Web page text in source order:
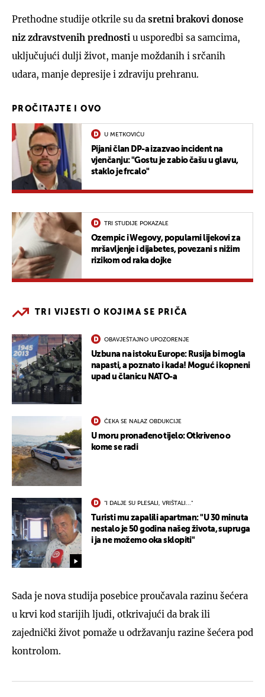
Prethodne studije otkrile su da sretni brakovi donose
niz zdravstvenih prednosti u usporedbi sa samcima,
uključujući dulji život, manje moždanih i srčanih
udara, manje depresije i zdraviju prehranu.
PROČITAJTE I OVO
U METKOVIĆU
Pijani član DP-a izazvao incident na
vjenčanju: "Gostu je zabio čašu u glavu,
staklo je frcalo"
TRI STUDIJE POKAZALE
Ozempic i Wegovy, popularni lijekovi za
mršavljenje i dijabetes, povezani s nižim
rizikom od raka dojke
TRI VIJESTI O KOJIMA SE PRIČA
OBAVJEŠTAJNO UPOZORENJE
Uzbuna na istoku Europe: Rusija bi mogla
napasti, a poznato i kada! Moguć i kopneni
upad u članicu NATO-a
ČEKA SE NALAZ OBDUKCIJE
U moru pronađeno tijelo: Otkriveno o
kome se radi
"I DALJE SU PLESALI, VRIŠTALI..."
Turisti mu zapalili apartman: "U 30 minuta
nestalo je 50 godina našeg života, supruga
i ja ne možemo oka sklopiti"
Sada je nova studija posebice proučavala razinu šećera
u krvi kod starijih ljudi, otkrivajući da brak ili
zajednički život pomaže u održavanju razine šećera pod
kontrolom.